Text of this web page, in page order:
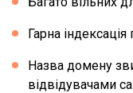
Гарна
Назва домену
відвідувачами